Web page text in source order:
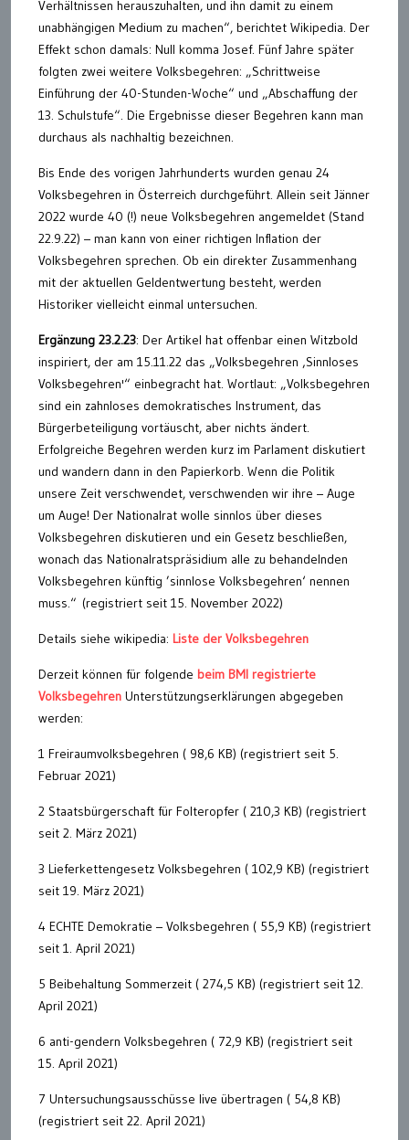
Verhältnissen herauszuhalten, und ihn damit zu einem
unabhängigen Medium zu machen“, berichtet Wikipedia. Der
Effekt schon damals: Null komma Josef. Fünf Jahre später
folgten zwei weitere Volksbegehren: „Schrittweise
Einführung der 40-Stunden-Woche“ und „Abschaffung der
13. Schulstufe“. Die Ergebnisse dieser Begehren kann man
durchaus als nachhaltig bezeichnen.
Bis Ende des vorigen Jahrhunderts wurden genau 24
Volksbegehren in Österreich durchgeführt. Allein seit Jänner
2022 wurde 40 (!) neue Volksbegehren angemeldet (Stand
22.9.22) – man kann von einer richtigen Inflation der
Volksbegehren sprechen. Ob ein direkter Zusammenhang
mit der aktuellen Geldentwertung besteht, werden
Historiker vielleicht einmal untersuchen.
Ergänzung 23.2.23: Der Artikel hat offenbar einen Witzbold
inspiriert, der am 15.11.22 das „Volksbegehren ‚Sinnloses
Volksbegehren'“ einbegracht hat. Wortlaut: „Volksbegehren
sind ein zahnloses demokratisches Instrument, das
Bürgerbeteiligung vortäuscht, aber nichts ändert.
Erfolgreiche Begehren werden kurz im Parlament diskutiert
und wandern dann in den Papierkorb. Wenn die Politik
unsere Zeit verschwendet, verschwenden wir ihre – Auge
um Auge! Der Nationalrat wolle sinnlos über dieses
Volksbegehren diskutieren und ein Gesetz beschließen,
wonach das Nationalratspräsidium alle zu behandelnden
Volksbegehren künftig ’sinnlose Volksbegehren‘ nennen
muss.“ (registriert seit 15. November 2022)
Details siehe wikipedia: Liste der Volksbegehren
Derzeit können für folgende beim BMI registrierte
Volksbegehren Unterstützungserklärungen abgegeben
werden:
1 Freiraumvolksbegehren ( 98,6 KB) (registriert seit 5.
Februar 2021)
2 Staatsbürgerschaft für Folteropfer ( 210,3 KB) (registriert
seit 2. März 2021)
3 Lieferkettengesetz Volksbegehren ( 102,9 KB) (registriert
seit 19. März 2021)
4 ECHTE Demokratie – Volksbegehren ( 55,9 KB) (registriert
seit 1. April 2021)
5 Beibehaltung Sommerzeit ( 274,5 KB) (registriert seit 12.
April 2021)
6 anti-gendern Volksbegehren ( 72,9 KB) (registriert seit
15. April 2021)
7 Untersuchungsausschüsse live übertragen ( 54,8 KB)
(registriert seit 22. April 2021)